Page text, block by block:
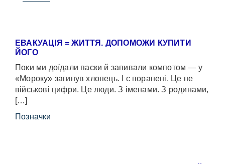
ЕВАКУАЦІЯ = ЖИТТЯ. ДОПОМОЖИ КУПИТИ
ЙОГО
Поки ми доїдали паски й запивали компотом — у
«Мороку» загинув хлопець. І є поранені. Це не
військові цифри. Це люди. З іменами. З родинами,
[…]
Позначки